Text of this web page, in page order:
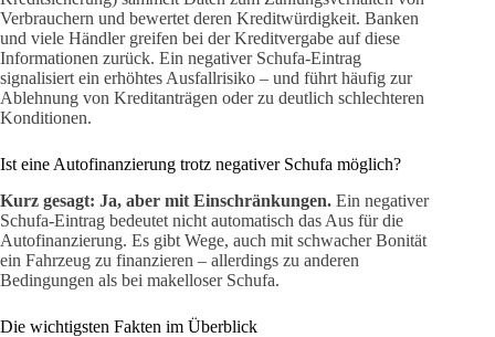
Verbrauchern und bewertet deren Kreditwürdigkeit. Banken
und viele Händler greifen bei der Kreditvergabe auf diese
Informationen zurück. Ein negativer Schufa-Eintrag
signalisiert ein erhöhtes Ausfallrisiko – und führt häufig zur
Ablehnung von Kreditanträgen oder zu deutlich schlechteren
Konditionen.
Ist eine Autofinanzierung trotz negativer Schufa möglich?
Kurz gesagt: Ja, aber mit Einschränkungen. Ein negativer
Schufa-Eintrag bedeutet nicht automatisch das Aus für die
Autofinanzierung. Es gibt Wege, auch mit schwacher Bonität
ein Fahrzeug zu finanzieren – allerdings zu anderen
Bedingungen als bei makelloser Schufa.
Die wichtigsten Fakten im Überblick